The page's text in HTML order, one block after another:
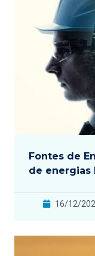
Fontes de
de energias
16/12/